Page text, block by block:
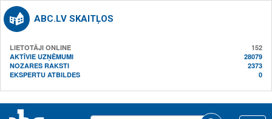
ABC.LV SKAITĻOS
LIETOTĀJI ONLINE
152
AKTĪVIE UZŅĒMUMI
28079
NOZARES RAKSTI
2373
EKSPERTU ATBILDES
0